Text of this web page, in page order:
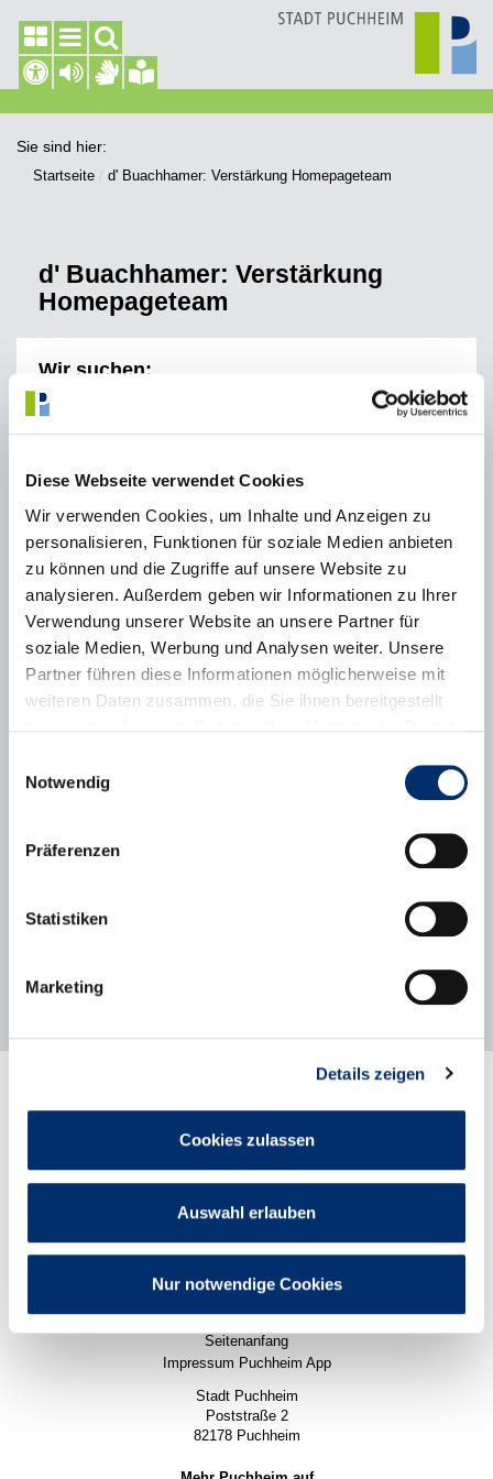
Diese Webseite verwendet Cookies
Wir verwenden Cookies, um Inhalte und Anzeigen zu
personalisieren, Funktionen für soziale Medien anbieten
zu können und die Zugriffe auf unsere Website zu
analysieren. Außerdem geben wir Informationen zu Ihrer
Verwendung unserer Website an unsere Partner für
soziale Medien, Werbung und Analysen weiter. Unsere
Partner führen diese Informationen möglicherweise mit
weiteren Daten zusammen, die Sie ihnen bereitgestellt
Notwendig
Präferenzen
Statistiken
Marketing
Details zeigen
Cookies zulassen
Auswahl erlauben
Nur notwendige Cookies
Sie sind hier:
Startseite d' Buachhamer: Verstärkung Homepageteam
d' Buachhamer: Verstärkung
Homepageteam
Wir suchen:
Mitwirkende im Homepageteam
Wir sind gespannt auf Ihre kreativen und gestalterischen
Sie können Ihr PC-Wissen sinnstiftend einsetzen.
Zeitaufwand:
1-5 Std. im Monat
Anforderungen:
Möglichst Erfahrung im Umgang mit Wordpress
Bereitschaft zu Teamwork und Verantwortungsübernahme
Heimatgeschichte Puchheim e.V.
Ihre Ansprechpartnerin:
Tel.: 089/802063
Stadtleben
Karriere
Datenschutz
Datenschutzeinstellungen
Barrierefreiheit
Sitemap
Seitenanfang
Impressum Puchheim App
Stadt Puchheim
Poststraße 2
82178 Puchheim